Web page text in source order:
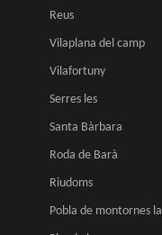
Reus
Vilaplana del camp
Vilafortuny
Serres les
Santa Bàrbara
Roda de Barà
Riudoms
Pobla de montornes la